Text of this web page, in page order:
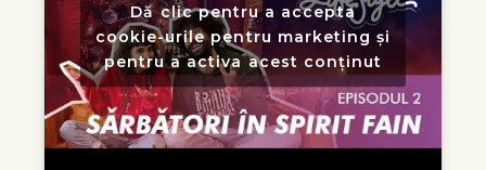
Dă clic pentru a accepta
cookie-urile pentru marketing și
pentru a activa acest conținut